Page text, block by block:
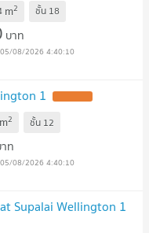
m2 ชั้น 18
บาท
05/08/2026 4:40:10
1
m2 ชั้น 12
ท
05/08/2026 4:40:10
Supalai Wellington 1